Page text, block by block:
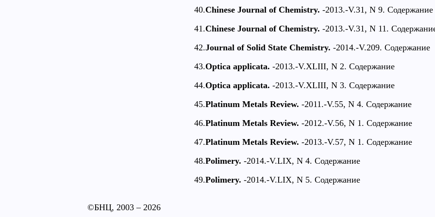
40.Chinese Journal of Chemistry. -2013.-V.31, N 9. Содержание
41.Chinese Journal of Chemistry. -2013.-V.31, N 11.
42.Journal of Solid State Chemistry. -2014.-V.209. Содержание
43.Optica applicata. -2013.-V.XLIII, N 2. Содержание
44.Optica applicata. -2013.-V.XLIII, N 3. Содержание
45.Platinum Metals Review. -2011.-V.55, N 4. Содержание
46.Platinum Metals Review. -2012.-V.56, N 1. Содержание
47.Platinum Metals Review. -2013.-V.57, N 1. Содержание
48.Polimery. -2014.-V.LIX, N 4. Содержание
49.Polimery. -2014.-V.LIX, N 5. Содержание
©БНЦ, 2003– 2026